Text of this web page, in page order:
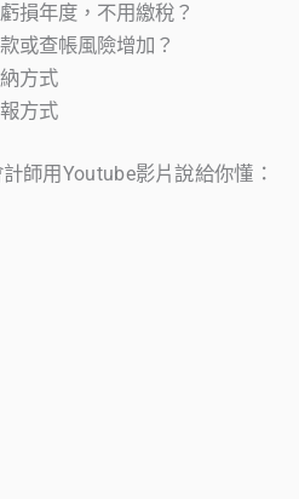
損年度，不用繳稅？
或查帳風險增加？
方式
方式
師用Youtube影片說給你懂：